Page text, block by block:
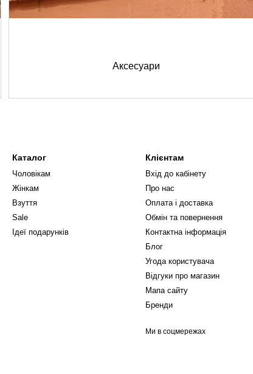
Аксесуари
Каталог
Чоловікам
Жінкам
Взуття
Sale
Ідеї подарунків
Клієнтам
Вхід до кабінету
Про нас
Оплата і доставка
Обмін та повернення
Контактна інформація
Блог
Угода користувача
Відгуки про магазин
Мапа сайту
Бренди
Ми в соцмережах